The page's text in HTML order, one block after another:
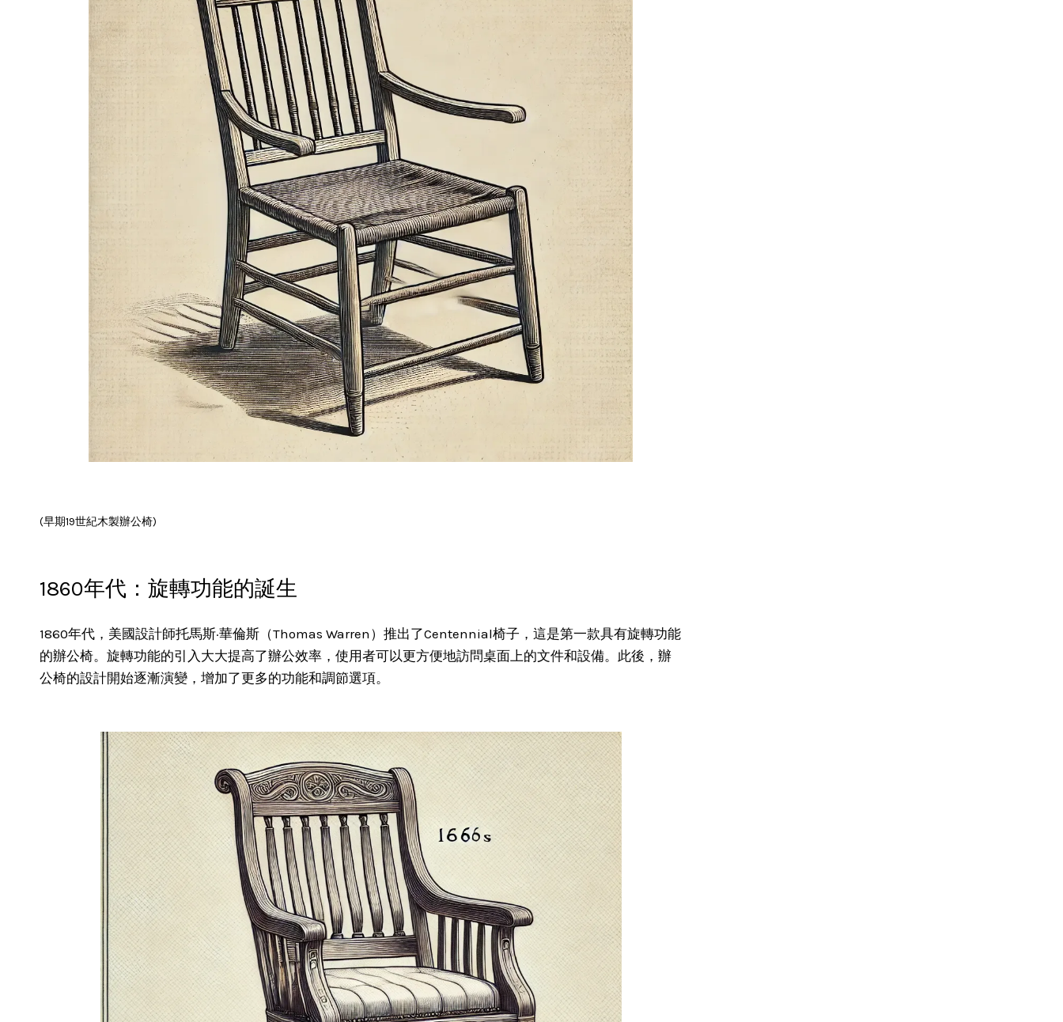
(早期19世紀木製辦公椅)
1860年代：旋轉功能的誕生
1860年代，美國設計師托馬斯·華倫斯（Thomas Warren）推出了Centennial椅子，這是第一款具有旋轉功能
的辦公椅。旋轉功能的引入大大提高了辦公效率，使用者可以更方便地訪問桌面上的文件和設備。此後，辦
公椅的設計開始逐漸演變，增加了更多的功能和調節選項。